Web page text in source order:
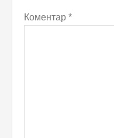
Коментар *